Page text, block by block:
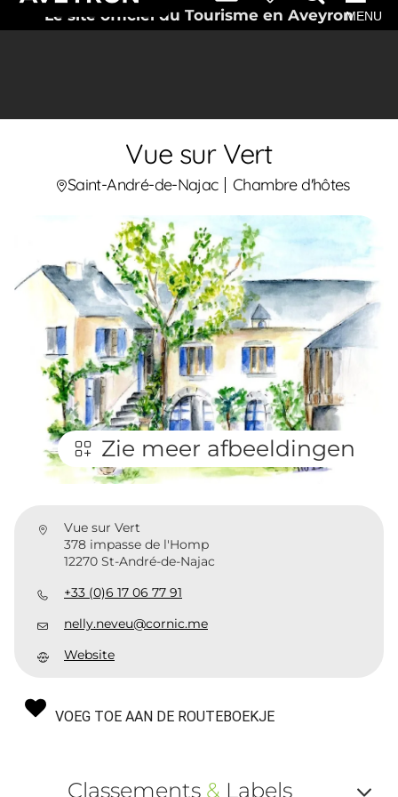
Le site officiel du Tourisme en AveyronMENU
Vue sur Vert
Saint-André-de-Najac Chambre d'hôtes
Zie meer afbeeldingen
Vue sur Vert
378 impasse de l'Homp
12270 St-André-de-Najac
+33 (0)6 17 06 77 91
nelly.neveu@cornic.me
Website
VOEG TOE AAN DE ROUTEBOEKJE
Classements &Labels